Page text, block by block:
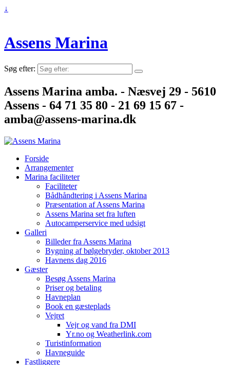
↓
Assens Marina
Søg efter:
Assens Marina amba. - Næsvej 29 - 5610
Assens - 64 71 35 80 - 21 69 15 67 -
amba@assens-marina.dk
Forside
Arrangementer
Marina faciliteter
Faciliteter
Bådhåndtering i Assens Marina
Præsentation af Assens Marina
Assens Marina set fra luften
Autocamperservice med udsigt
Galleri
Billeder fra Assens Marina
Bygning af bølgebryder, oktober 2013
Havnens dag 2016
Gæster
Besøg Assens Marina
Priser og betaling
Havneplan
Book en gæsteplads
Vejret
Vejr og vand fra DMI
Yr.no og Weatherlink.com
Turistinformation
Havneguide
Fastliggere